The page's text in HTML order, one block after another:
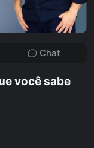
Chat
você sabe